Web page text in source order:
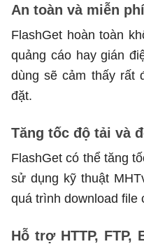
An toàn và miễn
FlashGet hoàn toàn
quảng cáo hay gián
dùng sẽ cảm thấy rất
đặt.
Tăng tốc độ tải và
FlashGet có thể tăng
sử dụng kỹ thuật
quá trình download file
Hỗ trợ HTTP, FTP,